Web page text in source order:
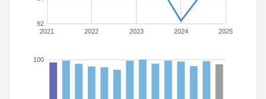
2021 2022 2023 2024 2025
92
100